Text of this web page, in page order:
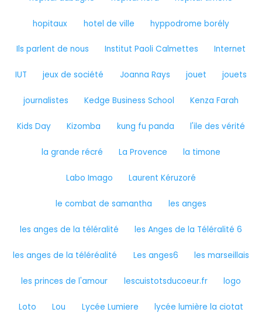
hopitaux hotel de ville hyppodrome borély
Ils parlent de nous Institut Paoli Calmettes Internet
IUT jeux de société Joanna Rays jouet jouets
journalistes Kedge Business School Kenza Farah
Kids Day Kizomba kung fu panda l'ile des vérité
la grande récré La Provence la timone
Labo Imago Laurent Kéruzoré
le combat de samantha les anges
les anges de la téléralité les Anges de la Téléralité 6
les anges de la téléréalité Les anges6 les marseillais
les princes de l'amour lescuistotsducoeur.fr logo
Loto Lou Lycée Lumiere lycée lumière la ciotat